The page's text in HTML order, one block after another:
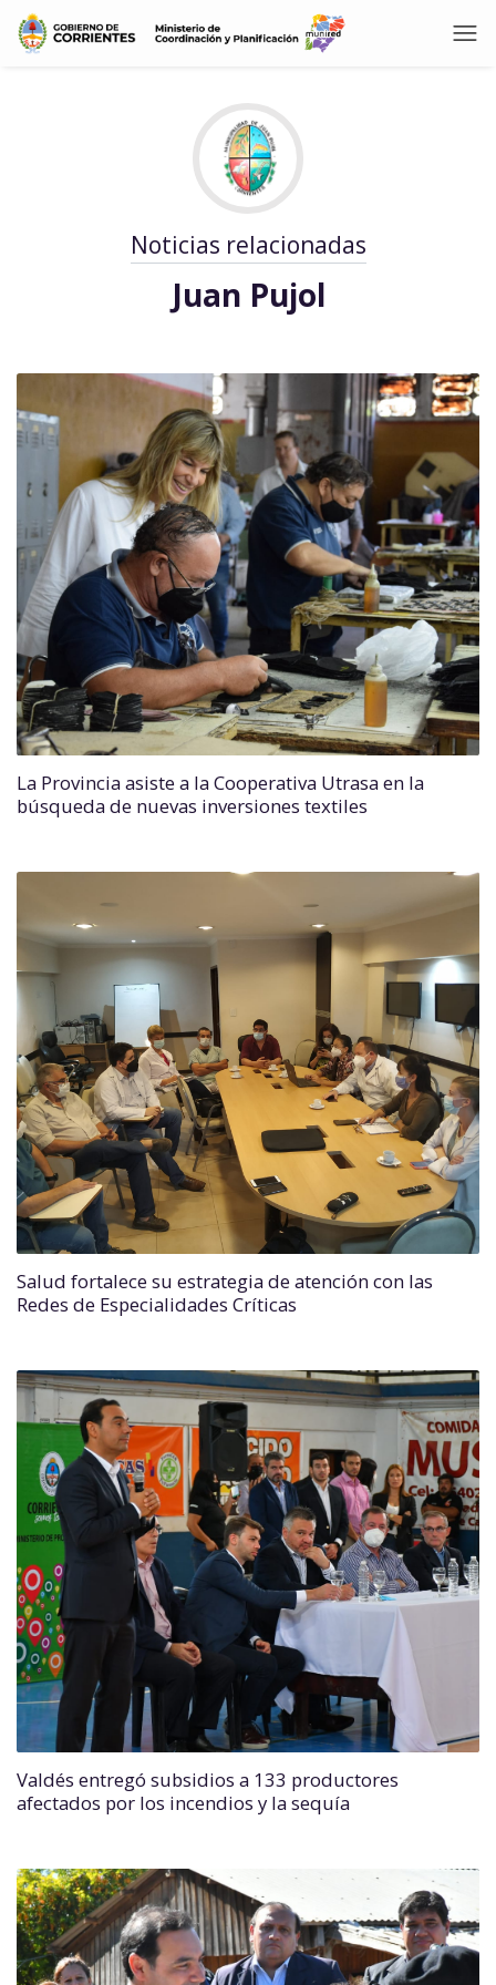
Noticias relacionadas
Juan Pujol
La Provincia asiste a la Cooperativa Utrasa en la
búsqueda de nuevas inversiones textiles
Salud fortalece su estrategia de atención con las
Redes de Especialidades Críticas
Valdés entregó subsidios a 133 productores
afectados por los incendios y la sequía